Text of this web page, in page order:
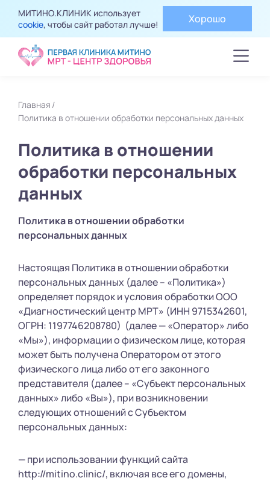
МИТИНО.КЛИНИК использует
cookie, чтобы сайт работал лучше! Хорошо
Главная
Политика в отношении обработки персональных данных
Политика в отношении
обработки персональных
данных
Политика в отношении обработки
персональных данных
Настоящая Политика в отношении обработки
персональных данных (далее – «Политика»)
определяет порядок и условия обработки ООО
«Диагностический центр МРТ» (ИНН 9715342601,
ОГРН: 1197746208780) (далее — «Оператор» либо
«Мы»), информации о физическом лице, которая
может быть получена Оператором от этого
физического лица либо от его законного
представителя (далее – «Субъект персональных
данных» либо «Вы»), при возникновении
следующих отношений с Субъектом
персональных данных:
— при использовании функций сайта
http://mitino.clinic/, включая все его домены,